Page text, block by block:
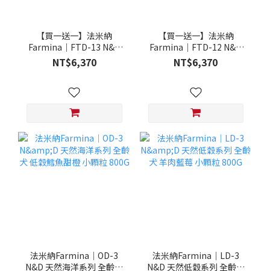
【買一送一】法米納
Farmina｜FTD-13 N&D
天然培育系列-全齡犬-頂級
鮭魚-潔牙顆粒 20KG §下
NT$6,370
【買一送一】法米納
Farmina｜FTD-12 N&D
天然培育系列-全齡犬-頂級
雞肉-潔牙顆粒 20KG §下
NT$6,370
法米納Farmina｜OD-3
N&D 天然海洋系列 全齡犬
法米納Farmina｜LD-3
N&D 天然低穀系列 全齡犬